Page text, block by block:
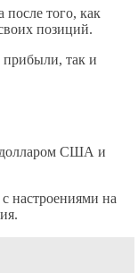
того, как
позиций.
прибыли, так и
долларом США и
настроениями на